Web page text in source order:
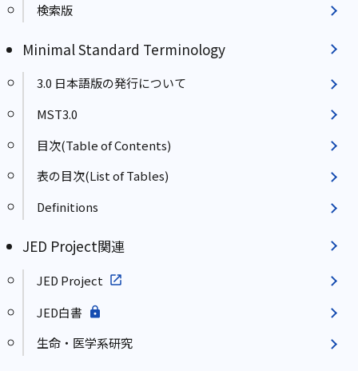
検索版
Minimal Standard Terminology
3.0 日本語版の発行について
MST3.0
目次(Table of Contents)
表の目次(List of Tables)
Definitions
JED Project関連
JED Project
JED白書
生命・医学系研究